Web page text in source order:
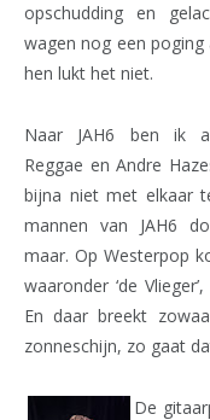
opschudding en
wagen nog een
hen lukt het niet.
Naar JAH6 ben ik
Reggae en Andre
bijna niet met elkaar
mannen van JAH6
maar. Op Westerpop
waaronder ‘de
En daar breekt
zonneschijn, zo gaat
De